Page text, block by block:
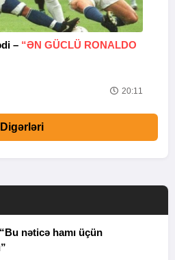
– “ƏN GÜCLÜ RONALDO
20:11
Digərləri
nəticə hamı üçün